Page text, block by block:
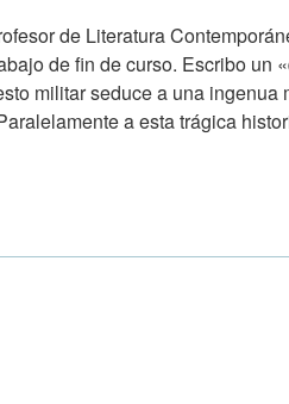
de Literatura
de fin de curso. Escribo un
militar seduce a una ingenua
a esta trágica